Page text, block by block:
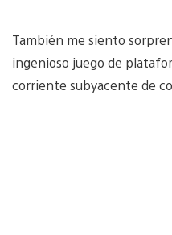
También me siento
ingenioso juego de
corriente subyacente de